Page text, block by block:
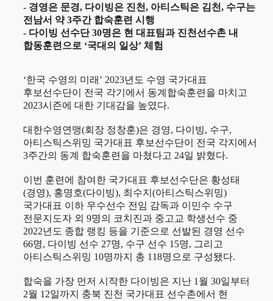
- 경영은 문경, 다이빙은 진천, 아티스틱은 김천, 수구는
전남서 약3주간 합숙훈련 시행
- 다이빙 선수단30명은 현 대표팀과 진천선수촌 내
합동훈련으로 ‘국대의 일상’ 체험
‘한국 수영의 미래 ’ 2023년도 수영 국가대표
후보선수단이 전국 각기에서 동계합숙훈련을 마치고
2023시즌에 대한 기대감을 높였다.
대한수영연맹(회장 정창훈)은 경영, 다이빙, 수구,
아티스틱스위밍 국가대표 후보선수단이 전국 각지에서
3주간의 동계 합숙훈련을 마쳤다고 24일 밝혔다.
이번 훈련에 참여한 국가대표 후보선수단은 황성태
(경영), 홍명호(다이빙), 최수지 (아티스틱스위밍)
국가대표 이하 우수선수 전임 감독과 이민수 수구
전문지도자 외 9명의 코치진과 중고교 학생선수 중
2022년도 종합 랭킹 등을 기준으로 선발된 경영 선수
66명, 다이빙 선수 27명, 수구 선수 15명, 그리고
아티스틱스위밍 10명까지 총 118명으로 구성됐다.
합숙을 가장 먼저 시작한 다이빙은 지난 1 월 30일부터
2월 12일까지 충북 진천 국가대표 선수촌에서 현